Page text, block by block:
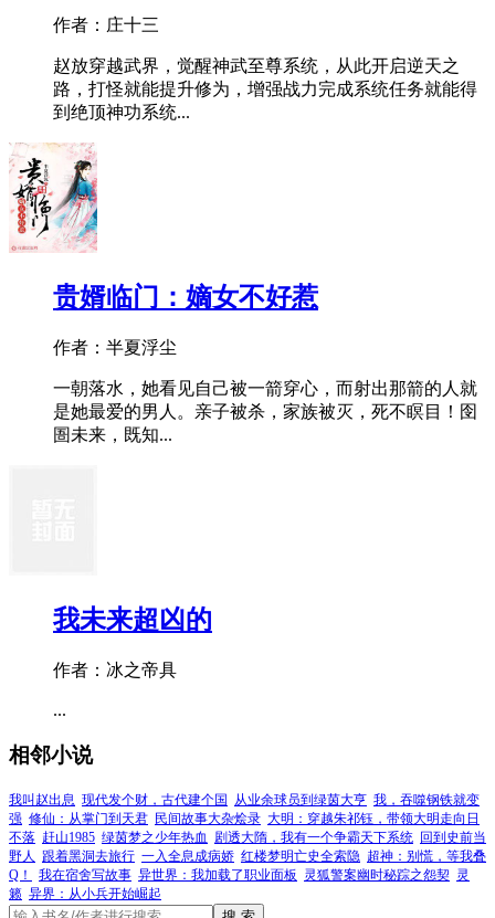
作者：庄十三
赵放穿越武界，觉醒神武至尊系统，从此开启逆天之
路，打怪就能提升修为，增强战力完成系统任务就能得
到绝顶神功系统...
贵婿临门：嫡女不好惹
作者：半夏浮尘
一朝落水，她看见自己被一箭穿心，而射出那箭的人就
是她最爱的男人。亲子被杀，家族被灭，死不瞑目！囹
圄未来，既知...
我未来超凶的
作者：冰之帝具
...
相邻小说
我叫赵出息 现代发个财，古代建个国 从业余球员到绿茵大亨 我，吞噬钢铁就变
强 修仙：从掌门到天君 民间故事大杂烩录 大明：穿越朱祁钰，带领大明走向日
不落 赶山1985 绿茵梦之少年热血 剧透大隋，我有一个争霸天下系统 回到史前当
野人
跟着黑洞去旅行 一入全息成病娇 红楼梦明亡史全索隐 超神：别慌，等我叠
Q！
我在宿舍写故事 异世界：我加载了职业面板 灵狐警案幽时秘踪之怨契 灵
籁 异界：从小兵开始崛起